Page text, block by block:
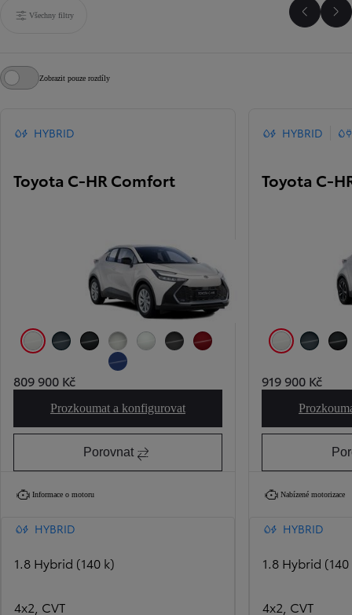
Všechny filtry Přejít
Zobrazit pouze rozdíly
HYBRID
Toyota C-HR Comfort
Bílá čistá Černá noční obloha
Stříbrná třpytivá
809 900 Kč
Prozkoumat a konfigurovat
Toyota C-HR Comfort
Porovnat
Informace o motoru
HYBRID
1.8 Hybrid (140 k)
4x2, CVT
HYBRID
Toyota C-
Bílá čistá
919 900 Kč
Nabízené motorizace
HYBRID
1.8 Hybrid
4x2, CVT